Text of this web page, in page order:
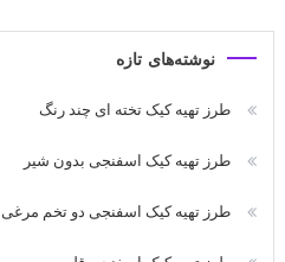
نوشته‌های تازه
طرز تهیه کیک تخته ای چند رنگ
طرز تهیه کیک اسفنجی بدون شیر
طرز تهیه کیک اسفنجی دو تخم مرغی